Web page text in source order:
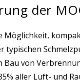
der
Möglichkeit,
Bau von
aller Luft- und